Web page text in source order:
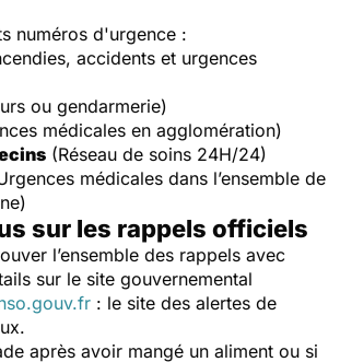
numéros d'urgence :
accidents et urgences
ou gendarmerie)
médicales en agglomération)
(Réseau de soins 24H/24)
médicales dans l’ensemble de
sur les rappels officiels
l’ensemble des rappels avec
sur le site gouvernemental
: le site des alertes de
après avoir mangé un aliment ou si